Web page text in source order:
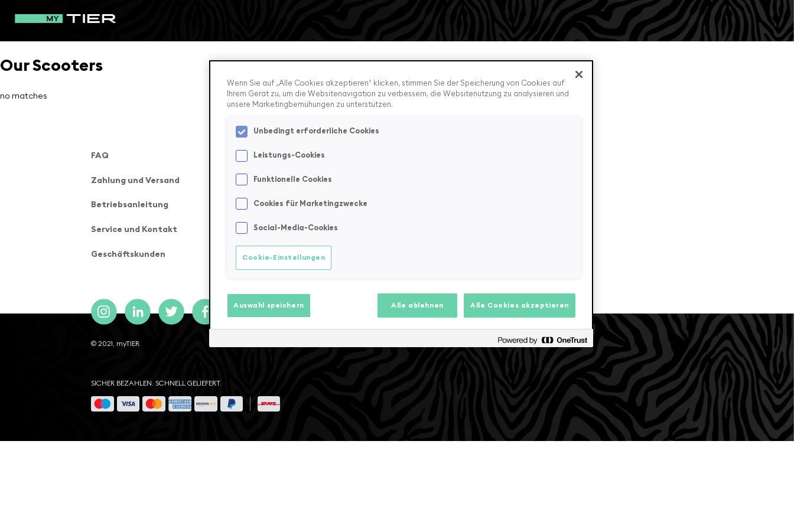
Our Scooters
no matches
FAQ
Zahlung und Versand
Betriebsanleitung
Service und Kontakt
Geschäftskunden
AGB
Datenschutzerklärung
Impressum
© 2021, myTIER
SICHER BEZAHLEN. SCHNELL GELIEFERT.
Wenn Sie auf „Alle Cookies akzeptieren“ klicken, stimmen Sie der Speicherung von Cookies auf
Ihrem Gerät zu, um die Websitenavigation zu verbessern, die Websitenutzung zu analysieren und
unsere Marketingbemühungen zu unterstützen.
Unbedingt erforderliche Cookies
Leistungs-Cookies
Funktionelle Cookies
Cookies für Marketingzwecke
Social-Media-Cookies
Cookie-Einstellungen
Auswahl speichern Alle ablehnen Alle Cookies akzeptieren